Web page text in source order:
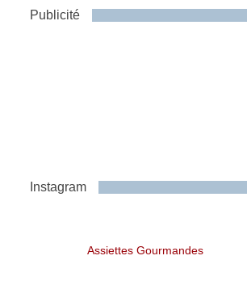
Publicité
Instagram
Assiettes Gourmandes